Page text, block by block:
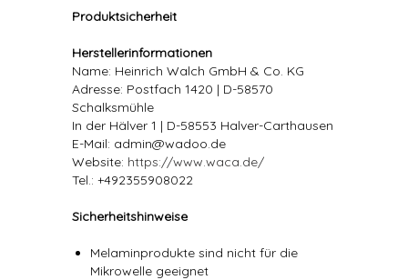
Produktsicherheit
Herstellerinformationen
Name: Heinrich Walch GmbH & Co. KG
Adresse: Postfach 1420 | D-58570
Schalksmühle
In der Hälver 1 | D-58553 Halver-Carthausen
E-Mail: admin@wadoo.de
Website: https://www.waca.de/
Tel.: +492355908022
Sicherheitshinweise
Melaminprodukte sind nicht für die
Mikrowelle geeignet